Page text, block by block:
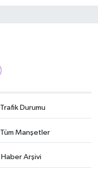
Trafik Durumu
Tüm Manşetler
Haber Arşivi